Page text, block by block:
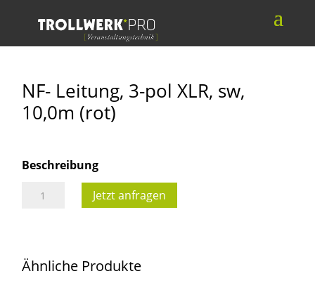
NF- Leitung, 3-pol XLR, sw,
10,0m (rot)
Beschreibung
XLR,
Jetzt anfragen
Ähnliche Produkte